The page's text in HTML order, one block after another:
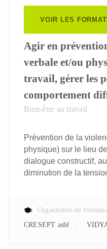
VOIR LES
Agir en
verbale et/ou
travail, gérer les
comportement
Bien-être au travail
Prévention de la
physique) sur le lieu
dialogue constructif,
diminution de la
Organismes de
CRESEPT asbl